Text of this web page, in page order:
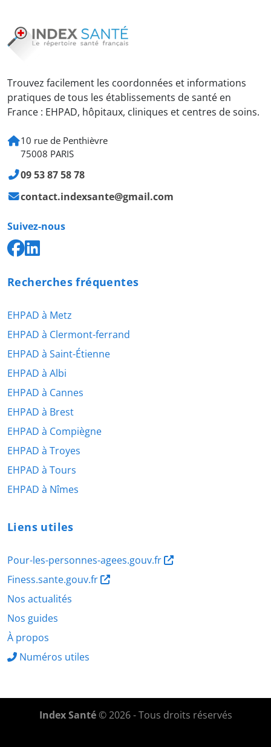
Trouvez facilement les coordonnées et informations
pratiques de tous les établissements de santé en
France : EHPAD, hôpitaux, cliniques et centres de soins.
10 rue de Penthièvre
75008 PARIS
09 53 87 58 78
contact.indexsante@gmail.com
Suivez-nous
Recherches fréquentes
EHPAD à Metz
EHPAD à Clermont-ferrand
EHPAD à Saint-Étienne
EHPAD à Albi
EHPAD à Cannes
EHPAD à Brest
EHPAD à Compiègne
EHPAD à Troyes
EHPAD à Tours
EHPAD à Nîmes
Liens utiles
Pour-les-personnes-agees.gouv.fr
Finess.sante.gouv.fr
Nos actualités
Nos guides
À propos
Numéros utiles
Index Santé© 2026 - Tous droits réservés